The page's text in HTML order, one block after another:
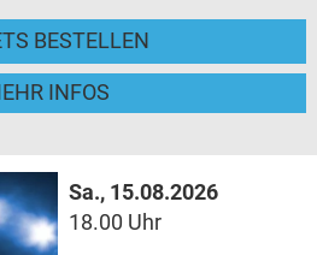
BESTELLEN
INFOS
Sa., 15.08.2026
18.00 Uhr